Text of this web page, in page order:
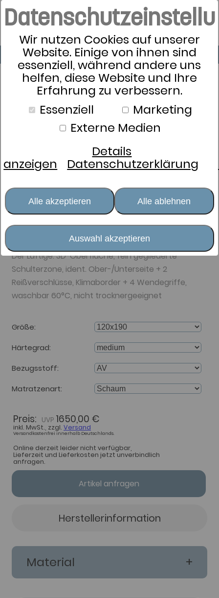
Wir nutzen Cookies auf unserer
Website. Einige von ihnen sind
essenziell, während andere uns
helfen, diese Website und Ihre
Erfahrung zu verbessern.
Essenziell
Marketing
Externe Medien
Details
anzeigen Datenschutzerklärung
Alle akzeptieren Alle ablehnen
Auswahl akzeptieren
Matratze 16cm H2 medium
Der Luftige: 3D-Oberfläche, fein gegliederte
Schulterzone, ident. Ober-/Unterseite + 2
Reißverschlüsse, Klimaborder + 4 Wendegriffe,
waschbar 60°C, nicht trocknergeeignet
Größe
Härtegrad
Bezugsstoff
Matratzenart
Preis: 1650,00 €
inkl. MwSt., zzgl. Versand
Versandkostenfrei innerhalb Deutschlands.
Online derzeit leider nicht verfügbar,
Lieferzeit und Lieferkosten jetzt unverbindlich
anfragen.
Artikel anfragen
Herstellerinformation
Material